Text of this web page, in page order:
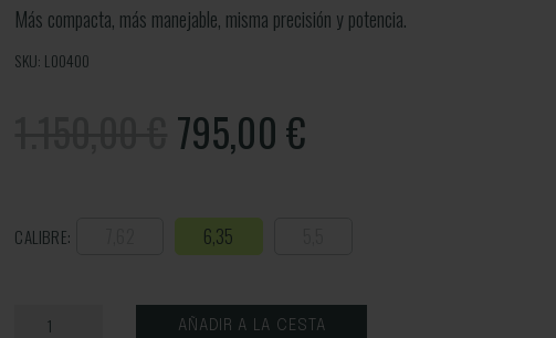
Más compacta, más manejable, misma precisión y potencia.
SKU: L00400
795,00€
CALIBRE: 6,35
AÑADIR A LA CESTA